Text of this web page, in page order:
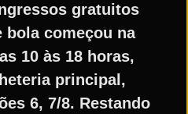
gratuitos
bola começou na
10 às 18 horas,
principal,
6, 7/8. Restando